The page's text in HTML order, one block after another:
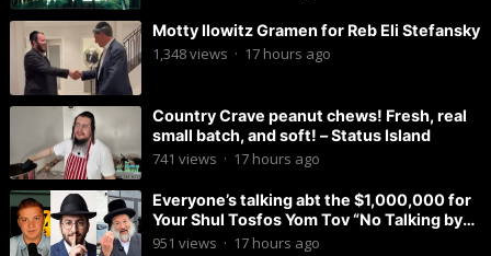
Motty Ilowitz Gramen for Reb Eli Stefansky
1,348views · 17 hours ago
Country Crave peanut chews! Fresh, real
small batch, and soft! – Status Island
741 views · 17 hours ago
Everyone’s talking abt the $1,000,000 for
Your Shul Tosfos Yom Tov “No Talking by
Davening” movement
951 views · 17 hours ago